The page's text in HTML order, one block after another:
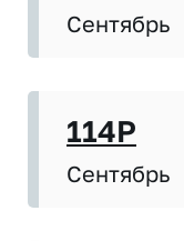
Сентябрь
114P
Сентябрь